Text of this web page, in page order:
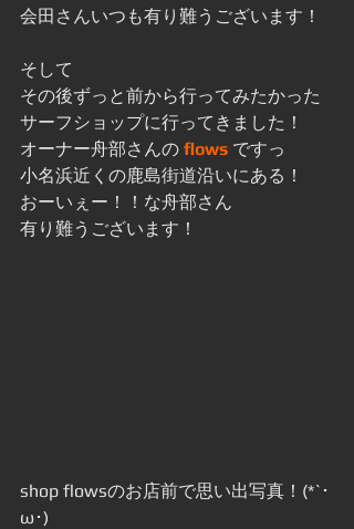
会田さんいつも有り難うございます！
そして
その後ずっと前から行ってみたかった
サーフショップに行ってきました！
オーナー舟部さんの flows ですっ
小名浜近くの鹿島街道沿いにある！
おーいぇー！！な舟部さん
有り難うございます！
shop flowsのお店前で思い出写真！(*`･
ω･)ゞ